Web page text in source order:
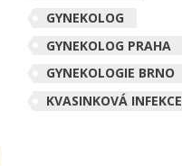
GYNEKOLOG
GYNEKOLOG PRAHA
GYNEKOLOGIE BRNO
KVASINKOVÁ INFEKCE